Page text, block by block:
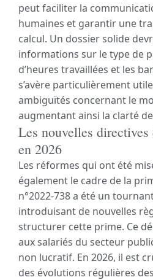
peut faciliter la
humaines et garantir une
calcul. Un dossier solide
informations sur le type de
d’heures travaillées et les
s’avère particulièrement
ambiguïtés concernant le
augmentant ainsi la clarté
Les nouvelles
en 2026
Les réformes qui ont été
également le cadre de la
n°2022-738 a été un
introduisant de nouvelles
structurer cette prime. Ce
aux salariés du secteur
non lucratif. En 2026, il est
des évolutions régulières